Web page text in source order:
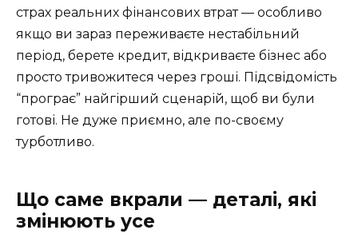
страх реальних фінансових втрат — особливо
якщо ви зараз переживаєте нестабільний
період, берете кредит, відкриваєте бізнес або
просто тривожитеся через гроші. Підсвідомість
“програє” найгірший сценарій, щоб ви були
готові. Не дуже приємно, але по-своєму
турботливо.
Що саме вкрали — деталі, які
змінюють усе